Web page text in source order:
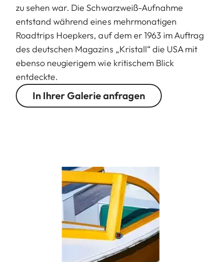
zu sehen war. Die Schwarzweiß-Aufnahme
entstand während eines mehrmonatigen
Roadtrips Hoepkers, auf dem er 1963 im Auftrag
des deutschen Magazins „Kristall“ die USA mit
ebenso neugierigem wie kritischem Blick
entdeckte.
In Ihrer Galerie anfragen